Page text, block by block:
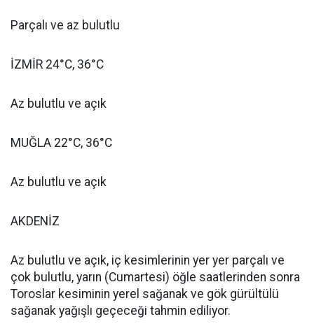
Parçalı ve az bulutlu
İZMİR 24°C, 36°C
Az bulutlu ve açık
MUĞLA 22°C, 36°C
Az bulutlu ve açık
AKDENİZ
Az bulutlu ve açık, iç kesimlerinin yer yer parçalı ve
çok bulutlu, yarın (Cumartesi) öğle saatlerinden sonra
Toroslar kesiminin yerel sağanak ve gök gürültülü
sağanak yağışlı geçeceği tahmin ediliyor.